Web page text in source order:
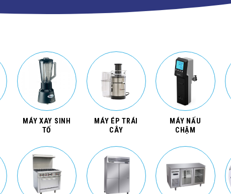
MÁY XAY SINH
TỐ
MÁY ÉP TRÁI
CÂY
MÁY NẤU
CHẬM